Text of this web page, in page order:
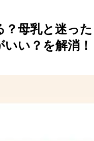
母乳と迷った
い？を解消！